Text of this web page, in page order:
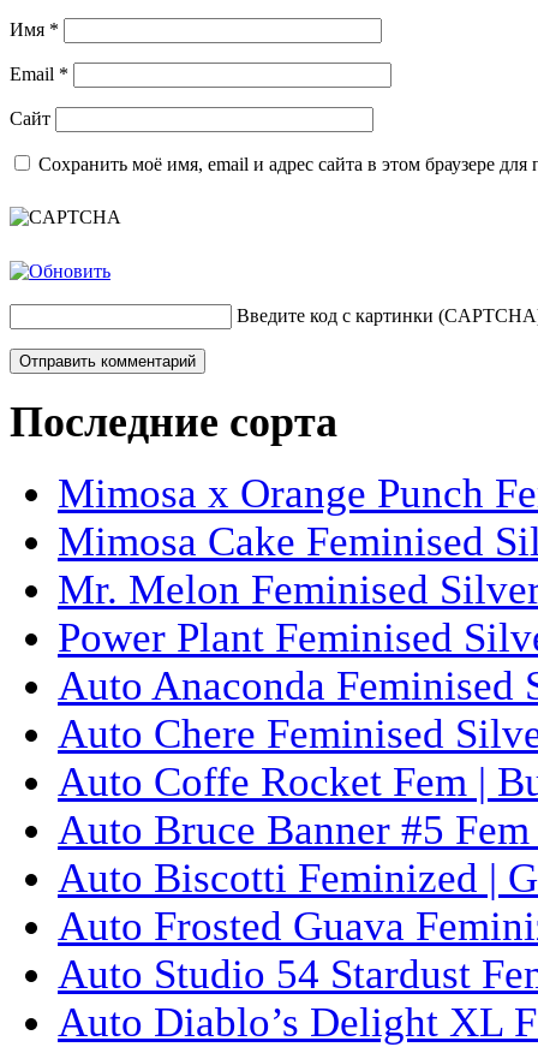
Имя *
Email *
Сайт
Сохранить моё имя, email и адрес сайта в этом браузере
Введите код с картинки
Последние сорта
Mimosa x Orange Punch
Mimosa Cake Feminised
Mr. Melon Feminised
Power Plant Feminised
Auto Anaconda Feminised
Auto Chere Feminised
Auto Coffe Rocket Fem |
Auto Bruce Banner #5
Auto Biscotti Feminized |
Auto Frosted Guava
Auto Studio 54 Stardust
Auto Diablo’s Delight XL